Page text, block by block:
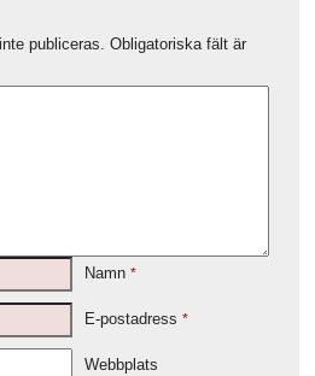
publiceras. Obligatoriska fält är
Namn *
E-postadress *
Webbplats